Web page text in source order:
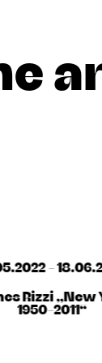
-
Rizzi „New
1950-2011“